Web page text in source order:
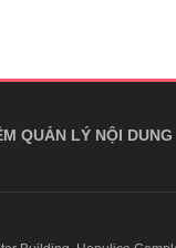
QUẢN LÝ NỘI DUNG